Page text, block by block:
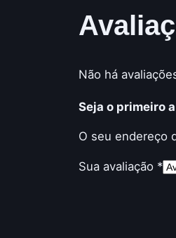
Não há
Seja o primeiro
O seu endereço
Sua avaliação *